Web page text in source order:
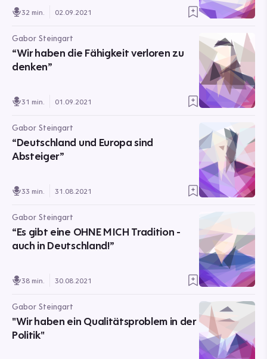
32 min. 02.09.2021
Gabor Steingart
“Wir haben die Fähigkeit verloren zu
denken”
31 min. 01.09.2021
Gabor Steingart
“Deutschland und Europa sind
Absteiger”
33 min. 31.08.2021
Gabor Steingart
“Es gibt eine OHNE MICH Tradition -
auch in Deutschland!”
38 min. 30.08.2021
Gabor Steingart
"Wir haben ein Qualitätsproblem in der
Politik"